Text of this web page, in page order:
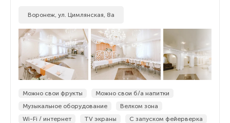
Воронеж, ул. Цимлянская, 8а
Можно свои фрукты
Можно свои б/а напитки
Музыкальное оборудование
Велком зона
Wi-Fi / интернет
TV экраны
С запуском фейерверка